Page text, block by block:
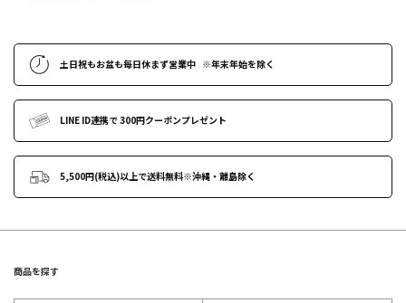
土日祝もお盆も毎日休まず営業中 ※年末年始を除く
LINE ID連携で300円クーポンプレゼント
5,500円(税込)以上で送料無料※沖縄・離島除く
商品を探す